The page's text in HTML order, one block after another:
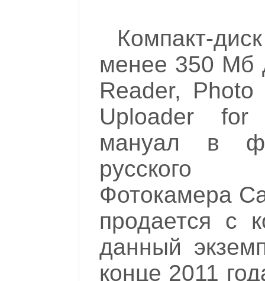
Компакт-
менее 350 Мб
Reader, Photo
Uploader
мануал в
русского
Фотокамера
продается с
данный
конце 2011